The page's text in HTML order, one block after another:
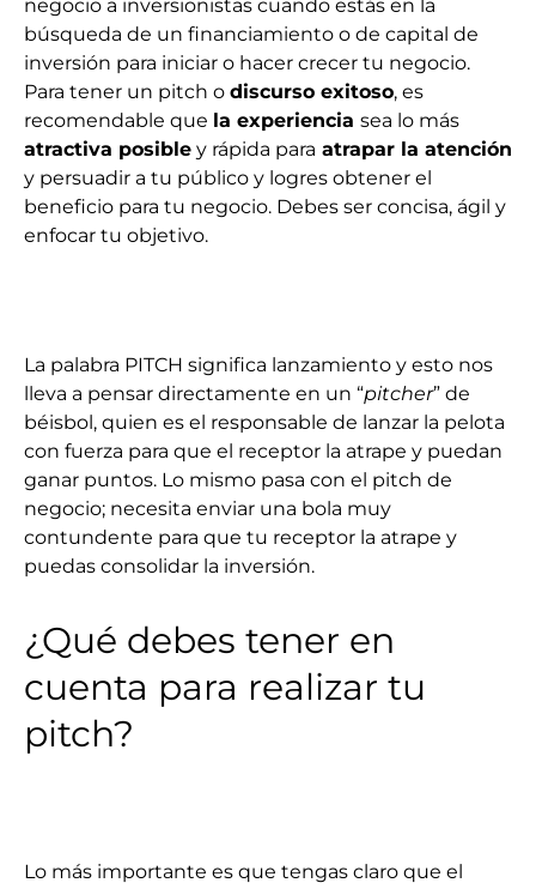
negocio a inversionistas cuando estás en la
búsqueda de un financiamiento o de capital de
inversión para iniciar o hacer crecer tu negocio.
Para tener un pitch o discurso exitoso, es
recomendable que la experiencia sea lo más
atractiva posible y rápida para atrapar la atención
y persuadir a tu público y logres obtener el
beneficio para tu negocio. Debes ser concisa, ágil y
enfocar tu objetivo.
La palabra PITCH significa lanzamiento y esto nos
lleva a pensar directamente en un “pitcher” de
béisbol, quien es el responsable de lanzar la pelota
con fuerza para que el receptor la atrape y puedan
ganar puntos. Lo mismo pasa con el pitch de
negocio; necesita enviar una bola muy
contundente para que tu receptor la atrape y
puedas consolidar la inversión.
¿Qué debes tener en
cuenta para realizar tu
pitch?
Lo más importante es que tengas claro que el